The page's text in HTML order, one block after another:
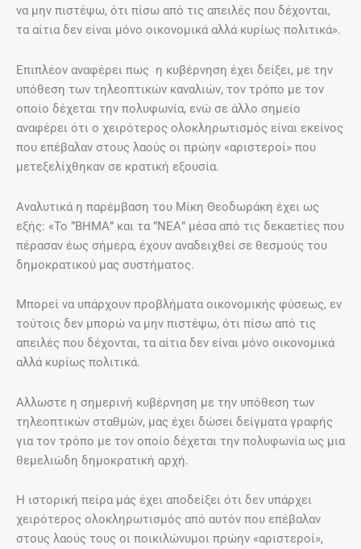
να μην πιστέψω, ότι πίσω από τις απειλές που δέχονται,
τα αίτια δεν είναι μόνο οικονομικά αλλά κυρίως πολιτικά».
Επιπλέον αναφέρει πως η κυβέρνηση έχει δείξει, με την
υπόθεση των τηλεοπτικών καναλιών, τον τρόπο με τον
οποίο δέχεται την πολυφωνία, ενώ σε άλλο σημείο
αναφέρει ότι ο χειρότερος ολοκληρωτισμός είναι εκείνος
που επέβαλαν στους λαούς οι πρώην «αριστεροί» που
μετεξελίχθηκαν σε κρατική εξουσία.
Αναλυτικά η παρέμβαση του Μίκη Θεοδωράκη έχει ως
εξής: «Το ”ΒΗΜΑ” και τα ”ΝΕΑ” μέσα από τις δεκαετίες που
πέρασαν έως σήμερα, έχουν αναδειχθεί σε θεσμούς του
δημοκρατικού μας συστήματος.
Μπορεί να υπάρχουν προβλήματα οικονομικής φύσεως, εν
τούτοις δεν μπορώ να μην πιστέψω, ότι πίσω από τις
απειλές που δέχονται, τα αίτια δεν είναι μόνο οικονομικά
αλλά κυρίως πολιτικά.
Αλλωστε η σημερινή κυβέρνηση με την υπόθεση των
τηλεοπτικών σταθμών, μας έχει δώσει δείγματα γραφής
για τον τρόπο με τον οποίο δέχεται την πολυφωνία ως μια
θεμελιώδη δημοκρατική αρχή.
Η ιστορική πείρα μάς έχει αποδείξει ότι δεν υπάρχει
χειρότερος ολοκληρωτισμός από αυτόν που επέβαλαν
στους λαούς τους οι ποικιλώνυμοι πρώην «αριστεροί»,